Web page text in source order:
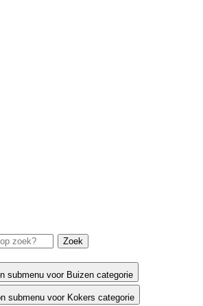
Zoek
submenu voor Buizen categorie
submenu voor Kokers categorie